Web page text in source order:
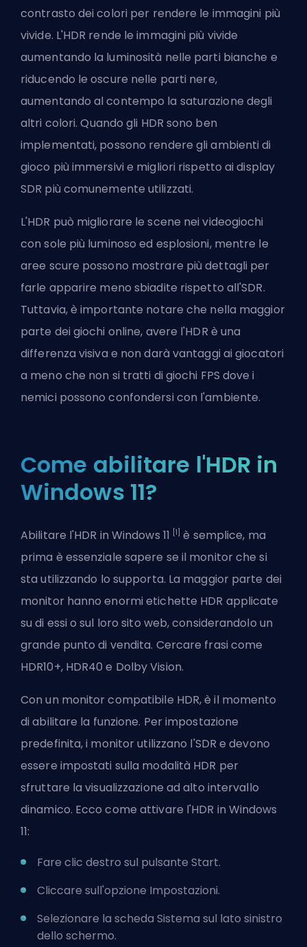
contrasto dei colori per rendere le immagini più
vivide. L'HDR rende le immagini più vivide
aumentando la luminosità nelle parti bianche e
riducendo le oscure nelle parti nere,
aumentando al contempo la saturazione degli
altri colori. Quando gli HDR sono ben
implementati, possono rendere gli ambienti di
gioco più immersivi e migliori rispetto ai display
SDR più comunemente utilizzati.
L'HDR può migliorare le scene nei videogiochi
con sole più luminoso ed esplosioni, mentre le
aree scure possono mostrare più dettagli per
farle apparire meno sbiadite rispetto all'SDR.
Tuttavia, è importante notare che nella maggior
parte dei giochi online, avere l'HDR è una
differenza visiva e non darà vantaggi ai giocatori
a meno che non si tratti di giochi FPS dove i
nemici possono confondersi con l'ambiente.
Come abilitare l'HDR in
Windows 11?
Abilitare l'HDR in Windows 11 [1] è semplice, ma
prima è essenziale sapere se il monitor che si
sta utilizzando lo supporta. La maggior parte dei
monitor hanno enormi etichette HDR applicate
su di essi o sul loro sito web, considerandolo un
grande punto di vendita. Cercare frasi come
HDR10+, HDR40 e Dolby Vision.
Con un monitor compatibile HDR, è il momento
di abilitare la funzione. Per impostazione
predefinita, i monitor utilizzano l'SDR e devono
essere impostati sulla modalità HDR per
sfruttare la visualizzazione ad alto intervallo
dinamico. Ecco come attivare l'HDR in Windows
11:
Fare clic destro sul pulsante Start.
Cliccare sull'opzione Impostazioni.
Selezionare la scheda Sistema sul lato sinistro
dello schermo.